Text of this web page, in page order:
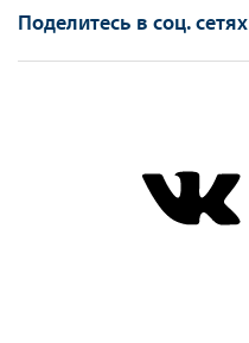
Поделитесь в соц. сетях